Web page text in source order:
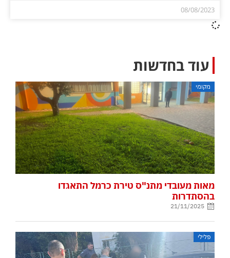
08/08/2023
עוד בחדשות
מקומי
מאות מעובדי מתנ"ס טירת כרמל התאגדו
בהסתדרות
21/11/2025
פלילי